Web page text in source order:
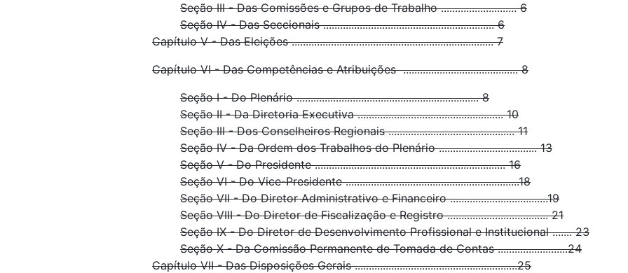
Seção III - Das Comissões e Grupos de Trabalho ........................... 6
Seção IV - Das Seccionais ............................................................. 6
Capítulo V - Das Eleições ........................................................................ 7
Capítulo VI - Das Competências e Atribuições ......................................... 8
Seção I - Do Plenário ................................................................. 8
Seção II - Da Diretoria Executiva .................................................... 10
Seção III - Dos Conselheiros Regionais ............................................. 11
Seção IV - Da Ordem dos Trabalhos do Plenário ................................... 13
Seção V - Do Presidente .................................................................... 16
Seção VI - Do Vice-Presidente ..............................................................18
Seção VII - Do Diretor Administrativo e Financeiro ...................................19
Seção VIII - Do Diretor de Fiscalização e Registro .................................... 21
Seção IX - Do Diretor de Desenvolvimento Profissional e Institucional ....... 23
Seção X - Da Comissão Permanente de Tomada de Contas .........................24
Capítulo VII - Das Disposições Gerais ..........................................................25